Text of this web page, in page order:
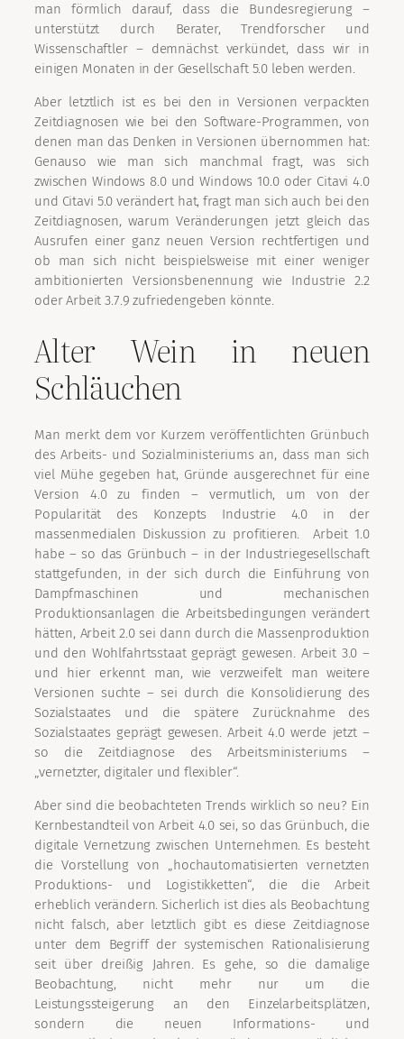
man förmlich darauf, dass die Bundesregierung –
unterstützt durch Berater, Trendforscher und
Wissenschaftler – demnächst verkündet, dass wir in
einigen Monaten in der Gesellschaft 5.0 leben werden.
Aber letztlich ist es bei den in Versionen verpackten
Zeitdiagnosen wie bei den Software-Programmen, von
denen man das Denken in Versionen übernommen hat:
Genauso wie man sich manchmal fragt, was sich
zwischen Windows 8.0 und Windows 10.0 oder Citavi 4.0
und Citavi 5.0 verändert hat, fragt man sich auch bei den
Zeitdiagnosen, warum Veränderungen jetzt gleich das
Ausrufen einer ganz neuen Version rechtfertigen und
ob man sich nicht beispielsweise mit einer weniger
ambitionierten Versionsbenennung wie Industrie 2.2
oder Arbeit 3.7.9 zufriedengeben könnte.
Alter Wein in neuen
Schläuchen
Man merkt dem vor Kurzem veröffentlichten Grünbuch
des Arbeits- und Sozialministeriums an, dass man sich
viel Mühe gegeben hat, Gründe ausgerechnet für eine
Version 4.0 zu finden – vermutlich, um von der
Popularität des Konzepts Industrie 4.0 in der
massenmedialen Diskussion zu profitieren. Arbeit 1.0
habe – so das Grünbuch – in der Industriegesellschaft
stattgefunden, in der sich durch die Einführung von
Dampfmaschinen und mechanischen
Produktionsanlagen die Arbeitsbedingungen verändert
hätten, Arbeit 2.0 sei dann durch die Massenproduktion
und den Wohlfahrtsstaat geprägt gewesen. Arbeit 3.0 –
und hier erkennt man, wie verzweifelt man weitere
Versionen suchte – sei durch die Konsolidierung des
Sozialstaates und die spätere Zurücknahme des
Sozialstaates geprägt gewesen. Arbeit 4.0 werde jetzt –
so die Zeitdiagnose des Arbeitsministeriums –
„vernetzter, digitaler und flexibler“.
Aber sind die beobachteten Trends wirklich so neu? Ein
Kernbestandteil von Arbeit 4.0 sei, so das Grünbuch, die
digitale Vernetzung zwischen Unternehmen. Es besteht
die Vorstellung von „hochautomatisierten vernetzten
Produktions- und Logistikketten“, die die Arbeit
erheblich verändern. Sicherlich ist dies als Beobachtung
nicht falsch, aber letztlich gibt es diese Zeitdiagnose
unter dem Begriff der systemischen Rationalisierung
seit über dreißig Jahren. Es gehe, so die damalige
Beobachtung, nicht mehr nur um die
Leistungssteigerung an den Einzelarbeitsplätzen,
sondern die neuen Informations- und